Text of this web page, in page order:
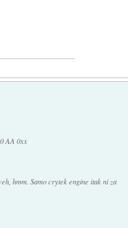
AA 0xx
hmm. Samo crytek engine itak ni za